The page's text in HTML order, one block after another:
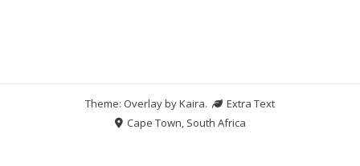
Theme: Overlay byKaira.
Extra Text
Cape Town, South Africa